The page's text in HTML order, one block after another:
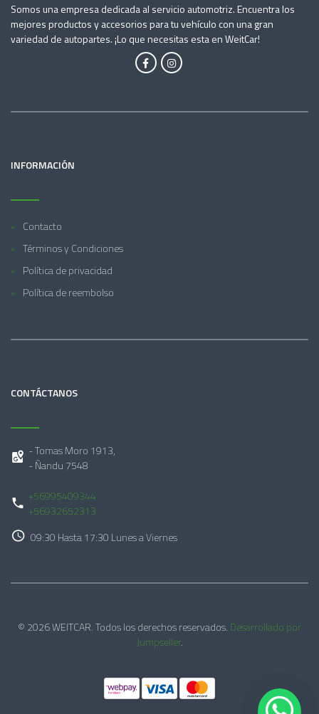
Somos una empresa dedicada al servicio automotriz. Encuentra los
mejores productos y accesorios para tu vehículo con una gran
variedad de autopartes. ¡Lo que necesitas esta en WeitCar!
INFORMACIÓN
Contacto
Términos y Condiciones
Política de privacidad
Política de reembolso
CONTÁCTANOS
- Tomas Moro 1913,
- Ñandu 7548
+56995409344
+56932652313
09:30 Hasta 17:30 Lunes a Viernes
© 2026 WEITCAR. Todos los derechos reservados. Desarrollado por
Jumpseller.